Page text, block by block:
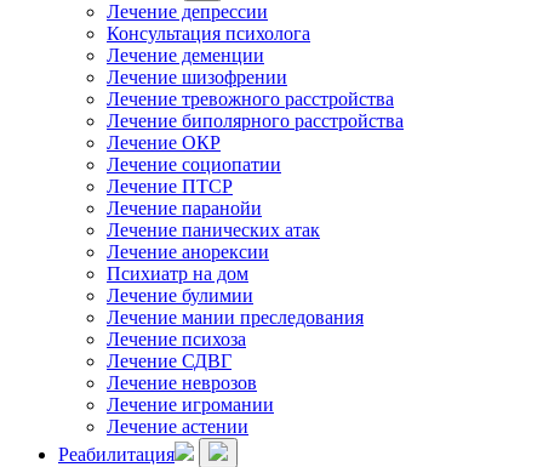
Лечение депрессии
Консультация психолога
Лечение деменции
Лечение шизофрении
Лечение тревожного расстройства
Лечение биполярного расстройства
Лечение ОКР
Лечение социопатии
Лечение ПТСР
Лечение паранойи
Лечение панических атак
Лечение анорексии
Психиатр на дом
Лечение булимии
Лечение мании преследования
Лечение психоза
Лечение СДВГ
Лечение неврозов
Лечение игромании
Лечение астении
Реабилитация